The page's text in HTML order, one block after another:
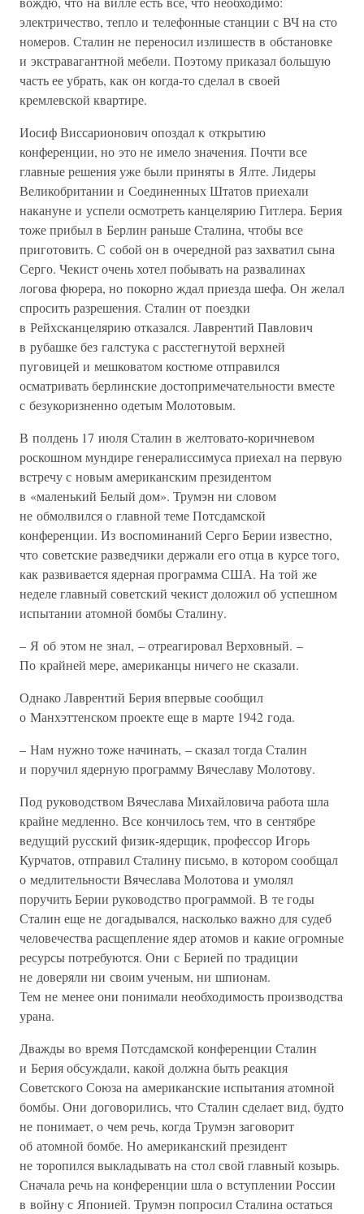
электричество, тепло и телефонные станции с ВЧ на сто
номеров. Сталин не переносил излишеств в обстановке
и экстравагантной мебели. Поэтому приказал большую
часть ее убрать, как он когда-то сделал в своей
кремлевской квартире.
Иосиф Виссарионович опоздал к открытию
конференции, но это не имело значения. Почти все
главные решения уже были приняты в Ялте. Лидеры
Великобритании и Соединенных Штатов приехали
накануне и успели осмотреть канцелярию Гитлера. Берия
тоже прибыл в Берлин раньше Сталина, чтобы все
приготовить. С собой он в очередной раз захватил сына
Серго. Чекист очень хотел побывать на развалинах
логова фюрера, но покорно ждал приезда шефа. Он желал
спросить разрешения. Сталин от поездки
в Рейхсканцелярию отказался. Лаврентий Павлович
в рубашке без галстука с расстегнутой верхней
пуговицей и мешковатом костюме отправился
осматривать берлинские достопримечательности вместе
с безукоризненно одетым Молотовым.
В полдень 17 июля Сталин в желтовато-коричневом
роскошном мундире генералиссимуса приехал на первую
встречу с новым американским президентом
в «маленький Белый дом». Трумэн ни словом
не обмолвился о главной теме Потсдамской
конференции. Из воспоминаний Серго Берии известно,
что советские разведчики держали его отца в курсе того,
как развивается ядерная программа США. На той же
неделе главный советский чекист доложил об успешном
испытании атомной бомбы Сталину.
– Я об этом не знал, – отреагировал Верховный. –
По крайней мере, американцы ничего не сказали.
Однако Лаврентий Берия впервые сообщил
о Манхэттенском проекте еще в марте 1942 года.
– Нам нужно тоже начинать, – сказал тогда Сталин
и поручил ядерную программу Вячеславу Молотову.
Под руководством Вячеслава Михайловича работа шла
крайне медленно. Все кончилось тем, что в сентябре
ведущий русский физик-ядерщик, профессор Игорь
Курчатов, отправил Сталину письмо, в котором сообщал
о медлительности Вячеслава Молотова и умолял
поручить Берии руководство программой. В те годы
Сталин еще не догадывался, насколько важно для судеб
человечества расщепление ядер атомов и какие огромные
ресурсы потребуются. Они с Берией по традиции
не доверяли ни своим ученым, ни шпионам.
Тем не менее они понимали необходимость производства
урана.
Дважды во время Потсдамской конференции Сталин
и Берия обсуждали, какой должна быть реакция
Советского Союза на американские испытания атомной
бомбы. Они договорились, что Сталин сделает вид, будто
не понимает, о чем речь, когда Трумэн заговорит
об атомной бомбе. Но американский президент
не торопился выкладывать на стол свой главный козырь.
Сначала речь на конференции шла о вступлении России
в войну с Японией. Трумэн попросил Сталина остаться